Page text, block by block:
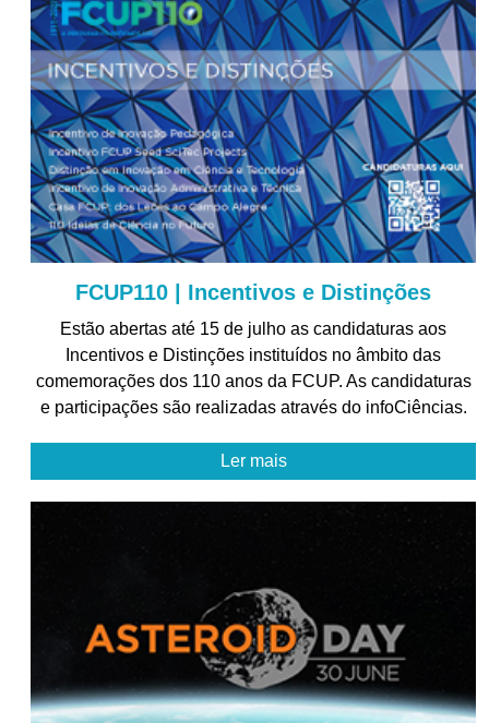
FCUP110 | Incentivos e Distinções
Estão abertas até 15 de julho as candidaturas aos
Incentivos e Distinções instituídos no âmbito das
comemorações dos 110 anos da FCUP. As candidaturas
e participações são realizadas através do infoCiências.
Ler mais